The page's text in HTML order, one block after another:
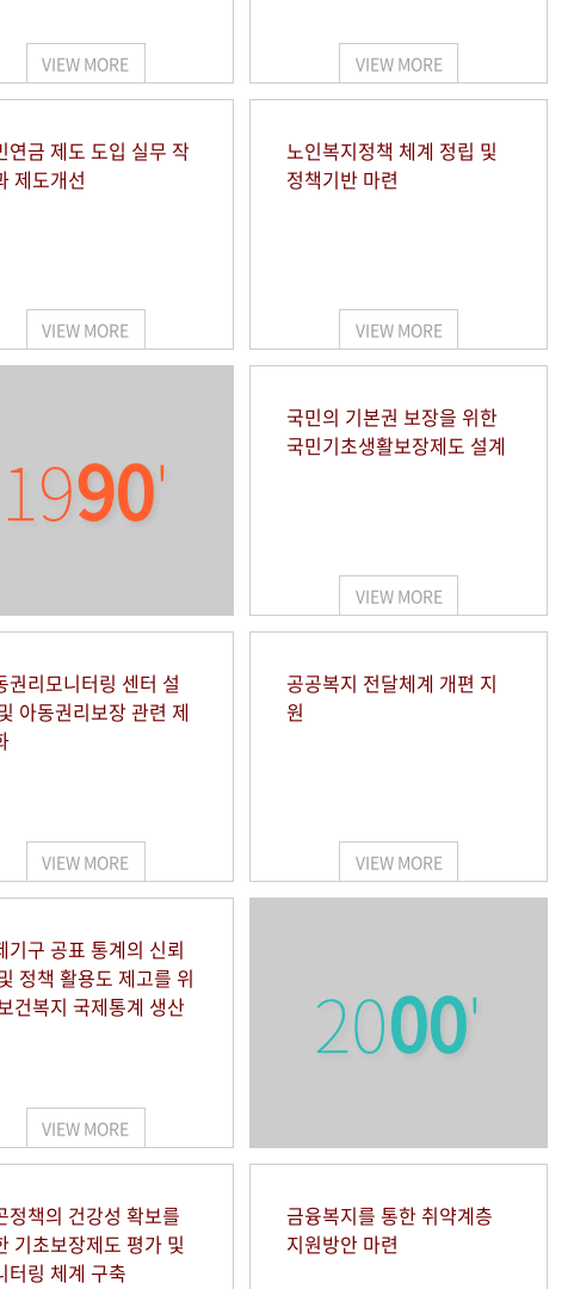
VIEW MORE VIEW MORE
연금 제도 도입 실무 작
제도개선
VIEW MORE
노인복지정책 체계 정립 및
정책기반 마련
VIEW MORE
1990'
국민의 기본권 보장을 위한
국민기초생활보장제도 설계
VIEW MORE
권리모니터링 센터 설
아동권리보장 관련 제
VIEW MORE
공공복지 전달체계 개편 지
원
VIEW MORE
기구 공표 통계의 신뢰
정책 활용도 제고를 위
건복지 국제통계 생산
VIEW MORE
2000'
정책의 건강성 확보를
기초보장제도 평가 및
터링 체계 구축
금융복지를 통한 취약계층
지원방안 마련